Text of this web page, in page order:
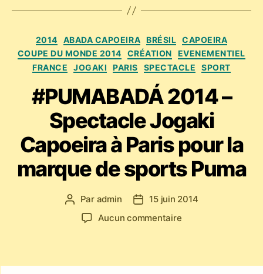
Catégories
2014 ABADA CAPOEIRA BRÉSIL CAPOEIRA
COUPE DU MONDE 2014
CRÉATION
EVENEMENTIEL
FRANCE
JOGAKI PARIS SPECTACLE SPORT
#PUMABADÁ 2014 –
Spectacle Jogaki
Capoeira à Paris pour la
marque de sports Puma
Auteur
l’article
Par admin
Date15 juin 2014
Aucun commentairesur
Spectacle